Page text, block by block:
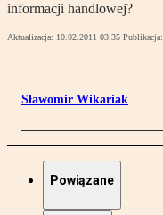
informacji handlowej?
Aktualizacja: 10.02.2011 03:35 Publikacja:
Sławomir Wikariak
Powiązane